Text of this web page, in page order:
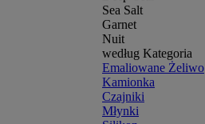
Sea Salt
Garnet
Nuit
według Kategoria
Emaliowane Żeliwo
Kamionka
Czajniki
Młynki